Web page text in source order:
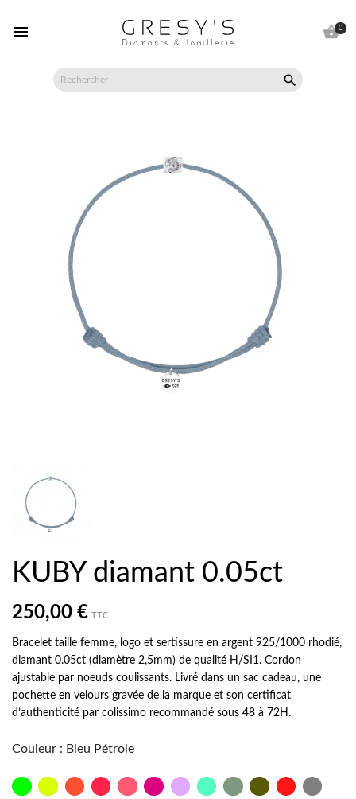
 0

KUBY diamant 0.05ct
250,00 € TTC
Bracelet taille femme, logo et sertissure en argent 925/1000 rhodié,
diamant 0.05ct (diamètre 2,5mm) de qualité H/SI1. Cordon
ajustable par noeuds coulissants. Livré dans un sac cadeau, une
pochette en velours gravée de la marque et son certificat
d’authenticité par colissimo recommandé sous 48 à 72H.
Couleur : Bleu Pétrole
Vert
Fluo
Jaune
Fluo
Orange
Fluo
Corail
Fluo
Bubble
Fluo
FuschiaLilas
Vert
d'eau
Kaki
Grey
Kaki RougeTitane